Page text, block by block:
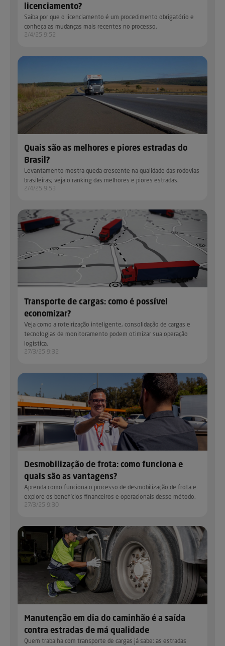
licenciamento?
Saiba por que o licenciamento é um procedimento obrigatório e
conheça as mudanças mais recentes no processo.
2/4/25 9:52
Quais são as melhores e piores estradas do
Brasil?
Levantamento mostra queda crescente na qualidade das rodovias
brasileiras; veja o ranking das melhores e piores estradas.
2/4/25 9:53
Transporte de cargas: como é possível
economizar?
Veja como a roteirização inteligente, consolidação de cargas e
tecnologias de monitoramento podem otimizar sua operação
logística.
27/3/25 9:32
Desmobilização de frota: como funciona e
quais são as vantagens?
Aprenda como funciona o processo de desmobilização de frota e
explore os benefícios financeiros e operacionais desse método.
27/3/25 9:30
Manutenção em dia do caminhão é a saída
contra estradas de má qualidade
Quem trabalha com transporte de cargas já sabe: as estradas